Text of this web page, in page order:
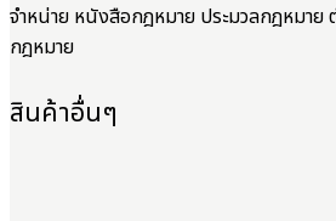
จำหน่าย หนังสือกฎหมาย ประมวลกฎหมาย
กฎหมาย
สินค้าอื่นๆ